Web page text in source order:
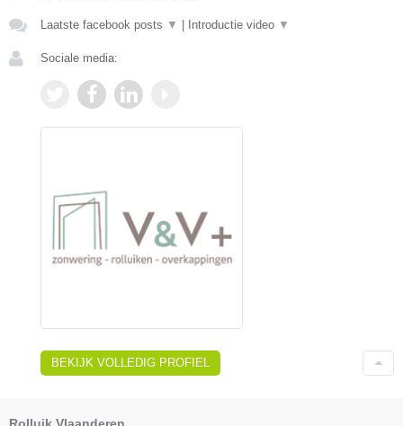
Laatste facebook posts ▼ Introductie video ▼
Sociale media:
BEKIJK VOLLEDIG PROFIEL